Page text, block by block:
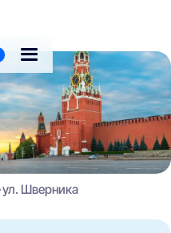
ул. Шверника